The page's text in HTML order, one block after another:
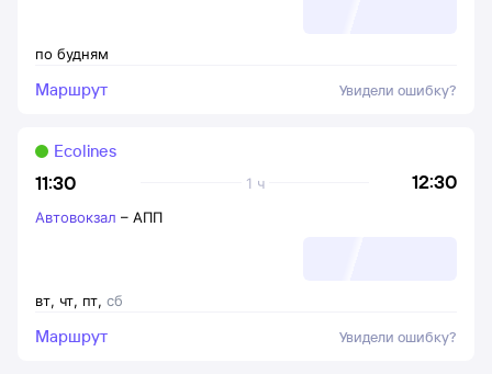
по будням
Маршрут Увидели ошибку?
11:30 12:30
1 ч
Ecolines
вт, чт, пт, сб
Автовокзал – АПП
Маршрут Увидели ошибку?